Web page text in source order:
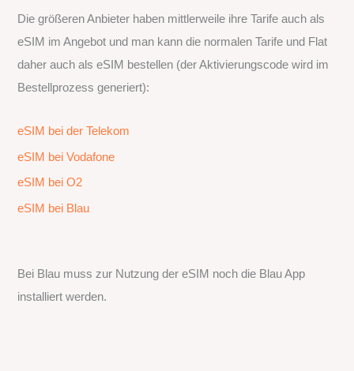
Die größeren Anbieter haben mittlerweile ihre Tarife auch als
eSIM im Angebot und man kann die normalen Tarife und Flat
daher auch als eSIM bestellen (der Aktivierungscode wird im
Bestellprozess generiert):
eSIM bei der Telekom
eSIM bei Vodafone
eSIM bei O2
eSIM bei Blau
Bei Blau muss zur Nutzung der eSIM noch die Blau App
installiert werden.